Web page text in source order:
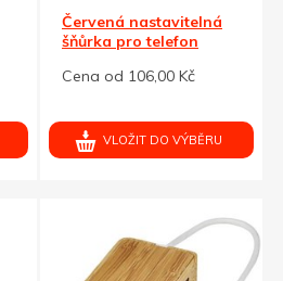
Červená nastavitelná
šňůrka pro telefon
Cena od 106,00 Kč
VLOŽIT DO VÝBĚRU